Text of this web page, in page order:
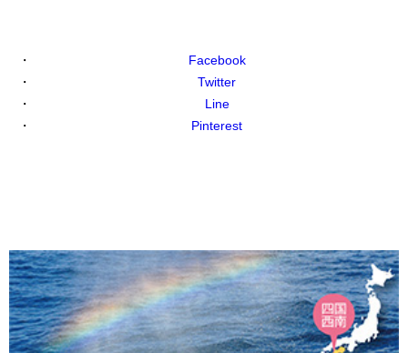
Facebook
Twitter
Line
Pinterest